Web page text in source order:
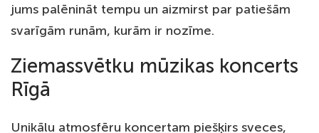
jums palēnināt tempu un aizmirst par patiešām
svarīgām runām, kurām ir nozīme.
Ziemassvētku mūzikas koncerts
Rīgā
Unikālu atmosfēru koncertam piešķirs sveces,